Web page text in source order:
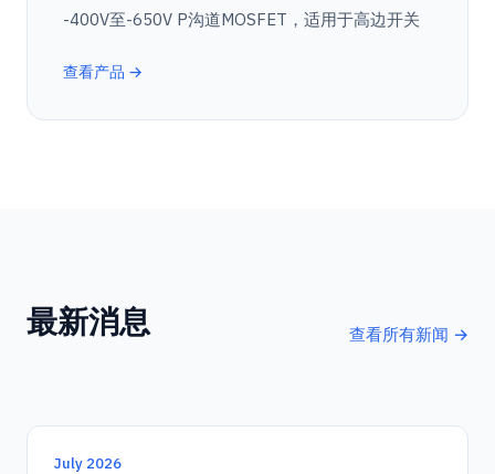
-400V至-650V P沟道MOSFET，适用于高边开关
查看产品 →
最新消息 查看所有新闻 →
July 2026